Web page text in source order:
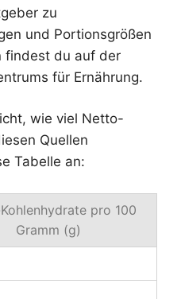
zu
und Portionsgrößen
findest du auf der
für Ernährung.
wie viel Netto-
Quellen
Tabelle an:
pro 100
Gramm (g)